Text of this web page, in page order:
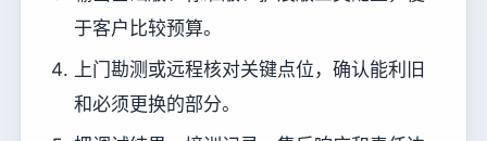
于客户比较预算。
上门勘测或远程核对关键点位，确认能利旧
和必须更换的部分。